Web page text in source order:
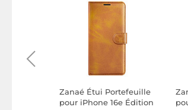
Zanaé Étui Portefeuille
pour iPhone 16e Édition